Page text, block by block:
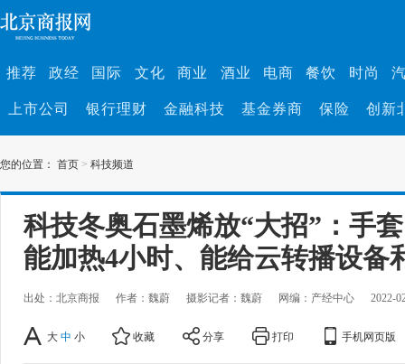
推荐 政经 国际 文化 商业 酒业 电商 餐饮 时尚
上市公司 银行理财 金融科技 基金券商 保险 创新
您的位置： 首页 > 科技频道
科技冬奥石墨烯放“大招”：手
能加热4小时、能给云转播设备
出处：北京商报 作者：魏蔚 摄影记者：魏蔚 网编：产经中心 2022-
大 中 小 收藏 分享 打印 手机网页版